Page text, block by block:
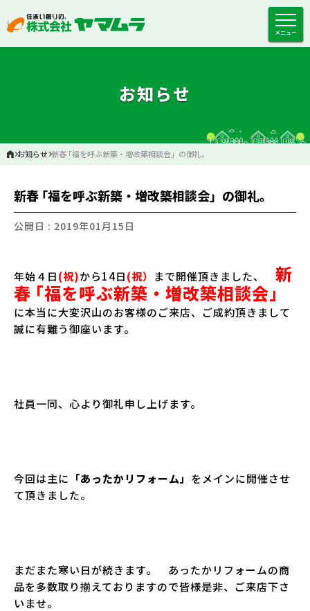
メニュー
お知らせ
お知らせ 新春 ｢福を呼ぶ新築・増改築相談会」の御礼。
新春 ｢福を呼ぶ新築・増改築相談会」の御礼。
公開日 : 2019年01月15日
年始４日(祝)から14日(祝） まで開催頂きました、 新
春 ｢福を呼ぶ新築・増改築相談会」
に本当に大変沢山のお客様のご来店、ご成約頂きまして
誠に有難う御座います。
社員一同、心より御礼申し上げます。
今回は主に 「あったかリフォーム」 をメインに開催させ
て頂きました。
まだまた寒い日が続きます。 あったかリフォームの商
品を多数取り揃えておりますので皆様是非、ご来店下さ
いませ。